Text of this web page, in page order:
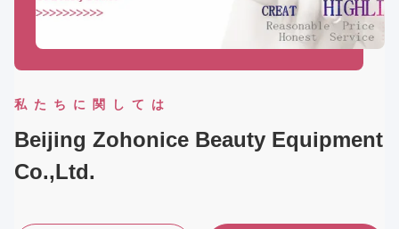
私たちに関しては
Beijing Zohonice Beauty Equipment
Co.,Ltd.